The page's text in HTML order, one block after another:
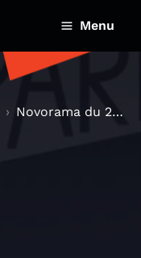
Menu
Novorama du 26 mai 2025